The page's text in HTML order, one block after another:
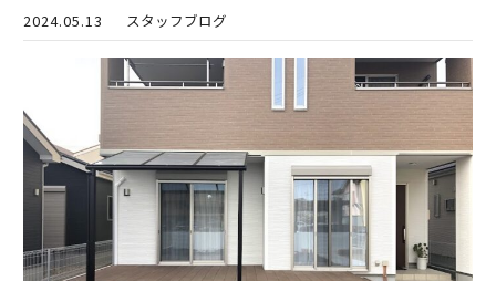
2024.05.13 スタッフブログ